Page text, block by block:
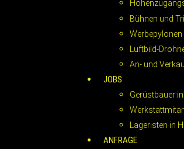
Bühnen und
Werbepylonen
Luftbild-
An- und
JOBS
Lageristen in
ANFRAGE